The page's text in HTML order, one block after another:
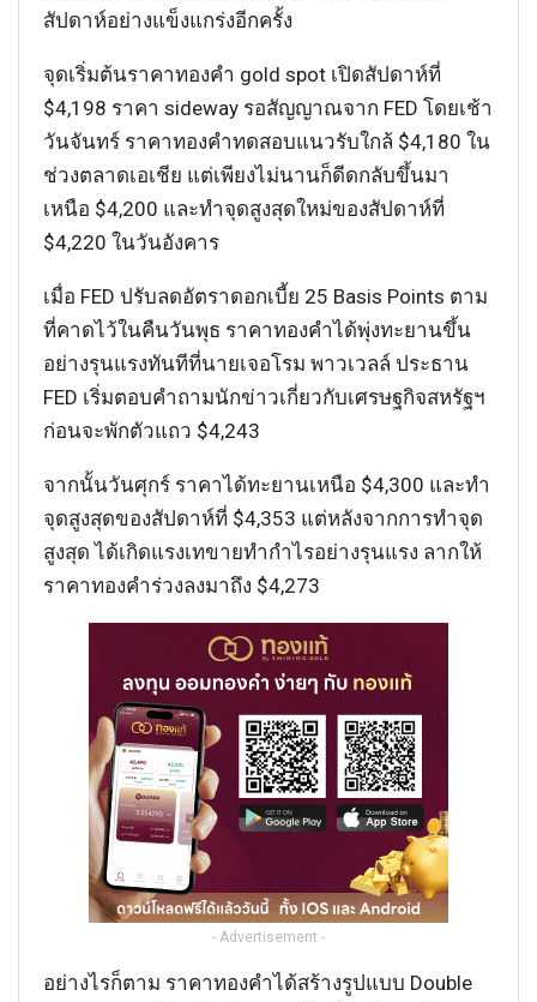
สัปดาห์อย่างแข็งแกร่งอีกครั้ง
จุดเริ่มต้นราคาทองคำ gold spot เปิดสัปดาห์ที่
$4,198 ราคา sideway รอสัญญาณจาก FED โดยเช้า
วันจันทร์ ราคาทองคำทดสอบแนวรับใกล้ $4,180 ใน
ช่วงตลาดเอเชีย แต่เพียงไม่นานก็ดีดกลับขึ้นมา
เหนือ $4,200 และทำจุดสูงสุดใหม่ของสัปดาห์ที่
$4,220 ในวันอังคาร
เมื่อ FED ปรับลดอัตราดอกเบี้ย 25 Basis Points ตาม
ที่คาดไว้ในคืนวันพุธ ราคาทองคำได้พุ่งทะยานขึ้น
อย่างรุนแรงทันทีที่นายเจอโรม พาวเวลล์ ประธาน
FED เริ่มตอบคำถามนักข่าวเกี่ยวกับเศรษฐกิจสหรัฐฯ
ก่อนจะพักตัวแถว $4,243
จากนั้นวันศุกร์ ราคาได้ทะยานเหนือ $4,300 และทำ
จุดสูงสุดของสัปดาห์ที่ $4,353 แต่หลังจากการทำจุด
สูงสุด ได้เกิดแรงเทขายทำกำไรอย่างรุนแรง ลากให้
ราคาทองคำร่วงลงมาถึง $4,273
- Advertisement -
อย่างไรก็ตาม ราคาทองคำได้สร้างรูปแบบ Double